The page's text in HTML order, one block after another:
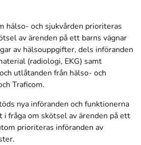
hälso- och sjukvården prioriteras
av ärenden på ett barns vägnar
av hälsouppgifter, dels införanden
(radiologi, EKG) samt
utlåtanden från hälso- och
Traficom.
nya införanden och funktionerna
i fråga om skötsel av ärenden på ett
prioriteras införanden av